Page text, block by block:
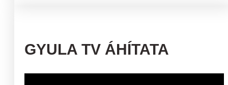
GYULA TV ÁHÍTATA